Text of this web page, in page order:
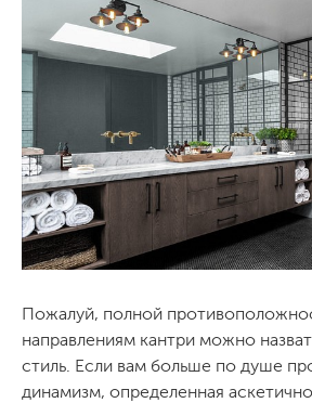
Пожалуй, полной
направлениям кантри можно
стиль. Если вам больше по душе
динамизм, определенная